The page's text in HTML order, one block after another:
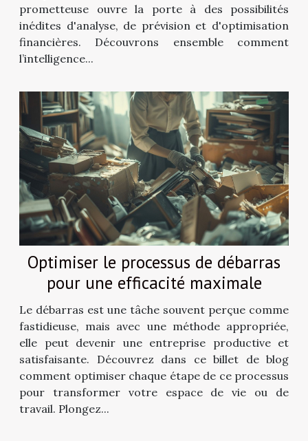
prometteuse ouvre la porte à des possibilités
inédites d'analyse, de prévision et d'optimisation
financières. Découvrons ensemble comment
l’intelligence...
Optimiser le processus de débarras
pour une efficacité maximale
Le débarras est une tâche souvent perçue comme
fastidieuse, mais avec une méthode appropriée,
elle peut devenir une entreprise productive et
satisfaisante. Découvrez dans ce billet de blog
comment optimiser chaque étape de ce processus
pour transformer votre espace de vie ou de
travail. Plongez...